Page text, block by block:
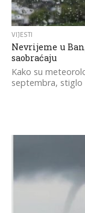
VIJESTI
Nevrijeme u
saobraćaju
Kako su
septembra, stiglo